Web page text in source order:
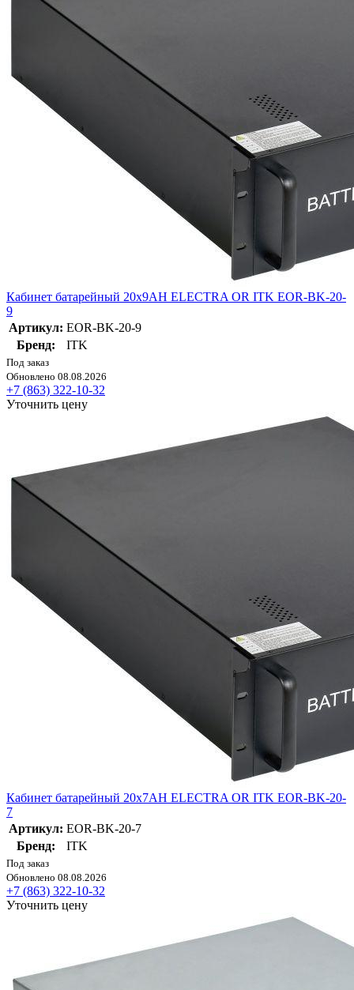
Кабинет батарейный 20х9AH ELECTRA OR ITK EOR-BK-20-
9
Артикул: EOR-BK-20-9
Бренд:
ITK
Под заказ
Обновлено 08.08.2026
+7 (863) 322-10-32
Уточнить цену
Кабинет батарейный 20х7AH ELECTRA OR ITK EOR-BK-20-
7
Артикул: EOR-BK-20-7
Бренд:
ITK
Под заказ
Обновлено 08.08.2026
+7 (863) 322-10-32
Уточнить цену